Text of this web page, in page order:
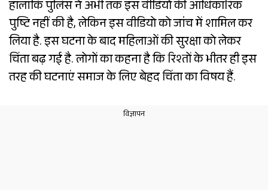
हालांकि पुलिस ने अभी तक इस वीडियो की आधिकारिक
पुष्टि नहीं की है, लेकिन इस वीडियो को जांच में शामिल कर
लिया है. इस घटना के बाद महिलाओं की सुरक्षा को लेकर
चिंता बढ़ गई है. लोगों का कहना है कि रिश्तों के भीतर ही इस
तरह की घटनाएं समाज के लिए बेहद चिंता का विषय हैं.